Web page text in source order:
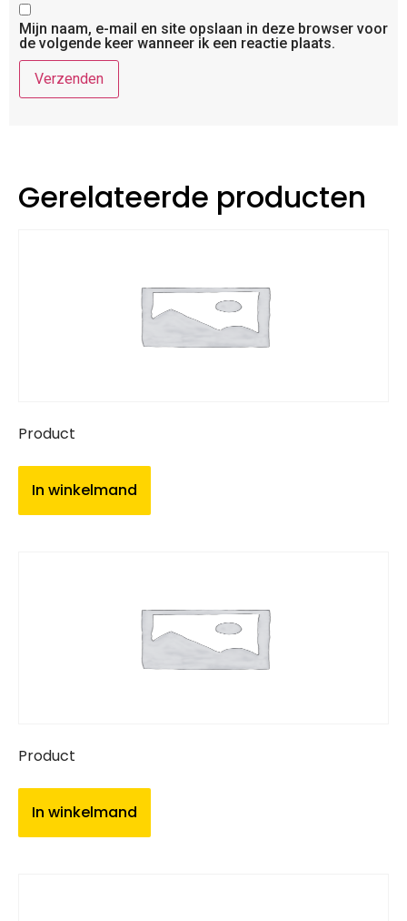
Mijn naam, e-mail en site opslaan in deze browser voor
de volgende keer wanneer ik een reactie plaats.
Gerelateerde producten
Product
In winkelmand
Product
In winkelmand